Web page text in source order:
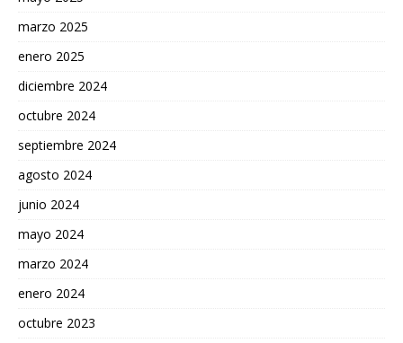
marzo 2025
enero 2025
diciembre 2024
octubre 2024
septiembre 2024
agosto 2024
junio 2024
mayo 2024
marzo 2024
enero 2024
octubre 2023